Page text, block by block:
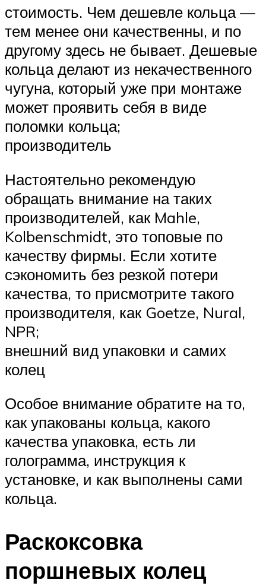
стоимость. Чем дешевле кольца —
тем менее они качественны, и по
другому здесь не бывает. Дешевые
кольца делают из некачественного
чугуна, который уже при монтаже
может проявить себя в виде
поломки кольца;
производитель
Настоятельно рекомендую
обращать внимание на таких
производителей, как Mahle,
Kolbenschmidt, это топовые по
качеству фирмы. Если хотите
сэкономить без резкой потери
качества, то присмотрите такого
производителя, как Goetze, Nural,
NPR;
внешний вид упаковки и самих
колец
Особое внимание обратите на то,
как упакованы кольца, какого
качества упаковка, есть ли
голограмма, инструкция к
установке, и как выполнены сами
кольца.
Раскоксовка
поршневых колец